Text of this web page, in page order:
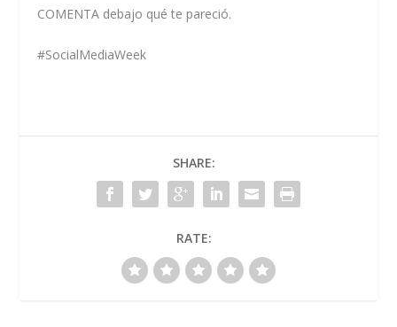
COMENTA debajo qué te pareció.
#SocialMediaWeek
SHARE:
RATE: